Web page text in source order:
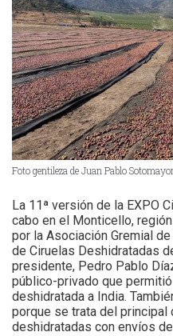
Foto gentileza de Juan Pablo
La 11ª versión de la EXPO
cabo en el Monticello,
por la Asociación Gremial
de Ciruelas Deshidratadas
presidente, Pedro Pablo
público-privado que
deshidratada a India.
porque se trata del
deshidratadas con envíos